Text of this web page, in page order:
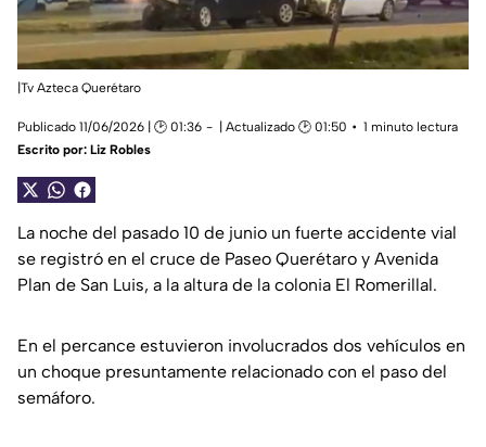
|Tv Azteca Querétaro
Publicado 11/06/2026 | 🕑 01:36 | Actualizado 🕑 01:50
1 minuto lectura
Escrito por: Liz Robles
La noche del pasado 10 de junio un fuerte accidente vial
se registró en el cruce de Paseo Querétaro y Avenida
Plan de San Luis, a la altura de la colonia El Romerillal.
En el percance estuvieron involucrados dos vehículos en
un choque presuntamente relacionado con el paso del
semáforo.